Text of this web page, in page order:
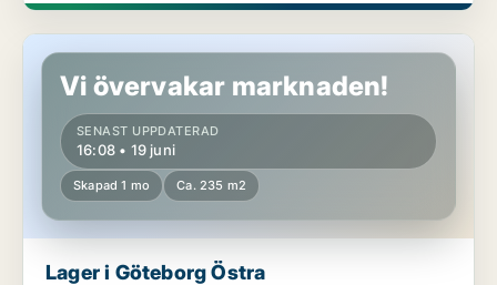
Lager i Göteborg Östra
Vi övervakar marknaden!
SENAST UPPDATERAD
16:08 • 19 juni
Skapad 1 mo Ca. 235 m2
Lager i Göteborg Östra